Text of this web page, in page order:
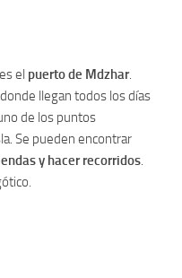
el puerto de Mdzhar.
llegan todos los días
de los puntos
Se pueden encontrar
y hacer recorridos.